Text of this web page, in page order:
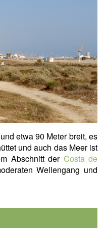
etwa 90 Meter breit, es
und auch das Meer ist
Abschnitt der Costa de
Wellengang und